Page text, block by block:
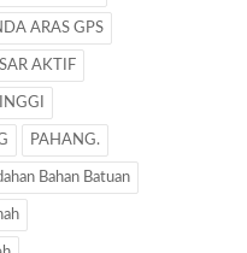
ARAS GPS
AKTIF
PAHANG.
Bahan Batuan